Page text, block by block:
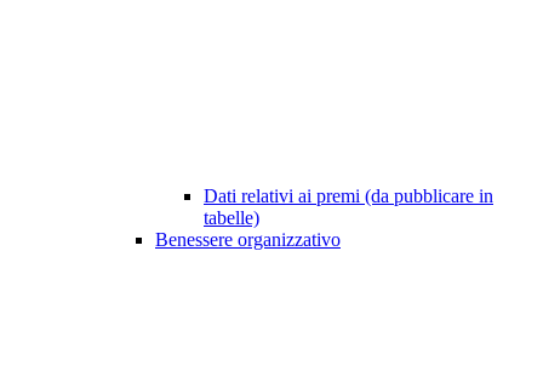
Dati relativi ai premi (da pubblicare in
tabelle)
Benessere organizzativo